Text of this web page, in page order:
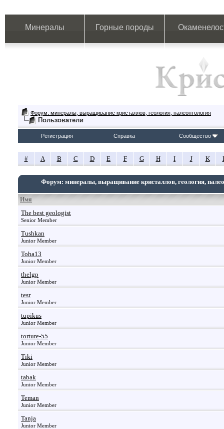
Минералы Горные породы
Форум: минералы, выращивание кристаллов, геология, палеонтология
Пользователи
Регистрация Справка Сообщество
# A B C D E F G H I J K
Форум: минералы, выращивание кристаллов, геология,
Имя
The best geologist
Senior Member
Tushkan
Junior Member
Toha13
Junior Member
thelgp
Junior Member
tesr
Junior Member
tupikus
Junior Member
torture-55
Junior Member
Tiki
Junior Member
tabak
Junior Member
Teman
Junior Member
Tanja
Junior Member